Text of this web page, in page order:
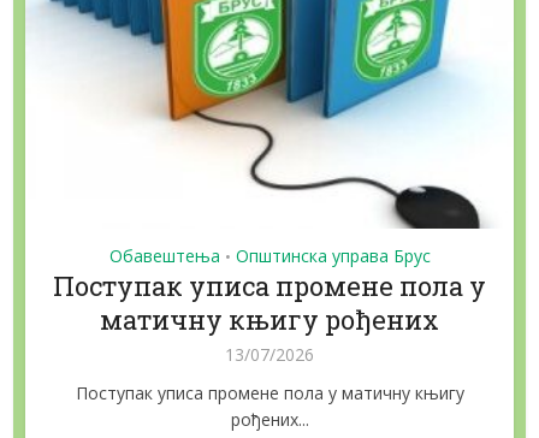
Обавештења • Општинска управа Брус
Поступак уписа промене пола у
матичну књигу рођених
13/07/2026
Поступак уписа промене пола у матичну књигу
рођених...